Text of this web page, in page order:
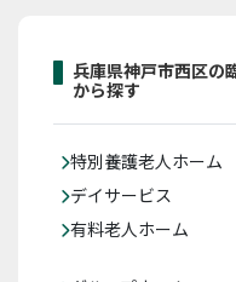
兵庫県神戸市西区の
から探す
特別養護老人ホーム
デイサービス
有料老人ホーム